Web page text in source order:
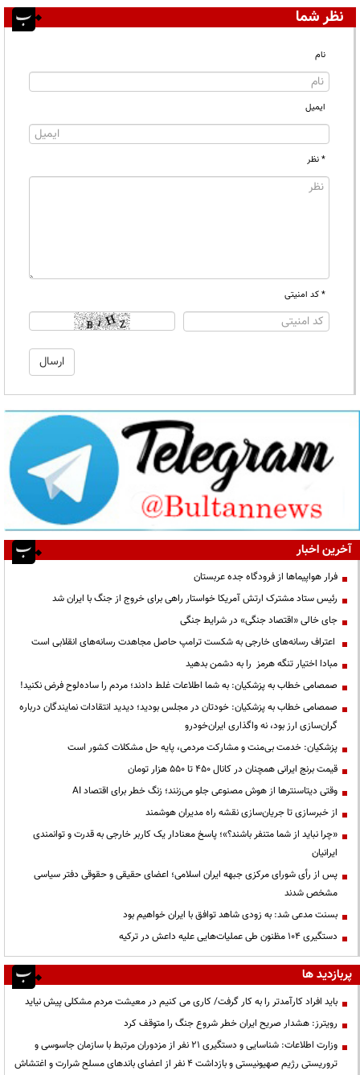
نظر شما
نام
ایمیل
* نظر
* کد امنیتی
آخرین اخبار
فرار هواپیماها از فرودگاه جده عربستان
رئیس ستاد مشترک ارتش آمریکا خواستار راهی برای خروج از جنگ با ایران شد
جای خالی «اقتصاد جنگی» در شرایط جنگی
اعتراف رسانه‌های خارجی به شکست ترامپ حاصل مجاهدت رسانه‌های انقلابی است
مبادا اختیار تنگه هرمز را به دشمن بدهید
صمصامی خطاب به پزشکیان: به شما اطلاعات غلط دادند؛ مردم را ساده‌لوح فرض نکنید!
صمصامی خطاب به پزشکیان: خودتان در مجلس بودید؛ دیدید انتقادات نمایندگان درباره
گران‌سازی ارز بود، نه واگذاری ایران‌خودرو
پزشکیان: خدمت بی‌منت و مشارکت مردمی، پایه حل مشکلات کشور است
قیمت‌ برنج ایرانی همچنان در کانال ۴۵۰ تا ۵۵۰ هزار تومان
وقتی دیتاسنترها از هوش مصنوعی جلو می‌زنند؛ زنگ خطر برای اقتصاد AI
از خبرسازی تا جریان‌سازی نقشه راه مدیران هوشمند
«چرا نباید از شما متنفر باشند؟»؛ پاسخ معنادار یک کاربر خارجی به قدرت و توانمندی
ایرانیان
پس از رأی شورای مرکزی جبهه ایران اسلامی؛ اعضای حقیقی و حقوقی دفتر سیاسی
مشخص شدند
بسنت مدعی شد: به زودی شاهد توافق با ایران خواهیم بود
دستگیری ۱۰۴ مظنون طی عملیات‌هایی علیه داعش در ترکیه
پربازدید ها
باید افراد کارآمدتر را به کار گرفت/ کاری می کنیم در معیشت مردم مشکلی پیش نیاید
رویترز: هشدار صریح ایران خطر شروع جنگ را متوقف کرد
وزارت اطلاعات: شناسایی و دستگیری ۲۱ نفر از مزدوران مرتبط با سازمان جاسوسی و
تروریستی رژیم صهیونیستی و بازداشت ۴ نفر از اعضای باندهای مسلح شرارت و اغتشاش